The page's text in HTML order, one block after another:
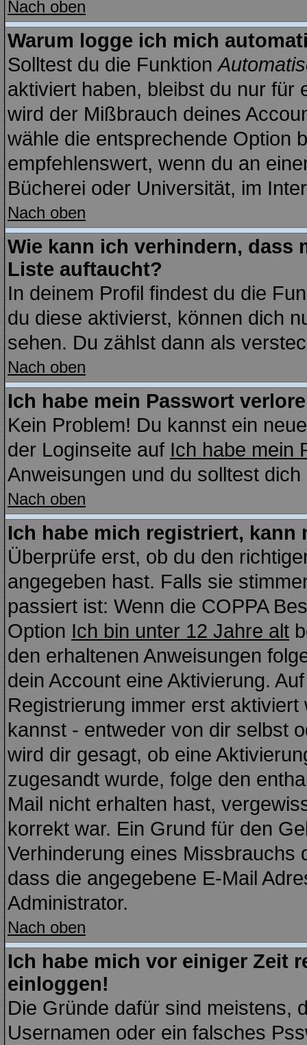
Nach oben
Warum logge ich mich
Solltest du die Funktion
aktiviert haben, bleibst du nur für
wird der Mißbrauch deines
wähle die entsprechende Option
empfehlenswert, wenn du an
Bücherei oder Universität, im
Nach oben
Wie kann ich verhindern, dass
Liste auftaucht?
In deinem Profil findest du die
du diese aktivierst, können dich
sehen. Du zählst dann als
Nach oben
Ich habe mein Passwort
Kein Problem! Du kannst ein
der Loginseite auf Ich habe mein
Anweisungen und du solltest
Nach oben
Ich habe mich registriert,
Überprüfe erst, ob du den
angegeben hast. Falls sie
passiert ist: Wenn die COPPA
Option Ich bin unter 12 Jahre alt
den erhaltenen Anweisungen
dein Account eine Aktivierung.
Registrierung immer erst
kannst - entweder von dir selbst
wird dir gesagt, ob eine
zugesandt wurde, folge den
Mail nicht erhalten hast,
korrekt war. Ein Grund für den
Verhinderung eines Missbrauchs
dass die angegebene E-Mail
Administrator.
Nach oben
Ich habe mich vor einiger Zeit
einloggen!
Die Gründe dafür sind meistens,
Usernamen oder ein falsches